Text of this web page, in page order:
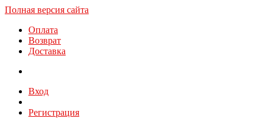
Полная версия сайта
Оплата
Возврат
Доставка
Вход
Регистрация